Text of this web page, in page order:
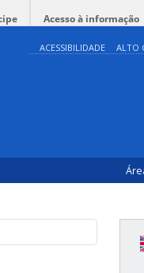
Acesso à informação
ACESSIBILIDADE ALTO